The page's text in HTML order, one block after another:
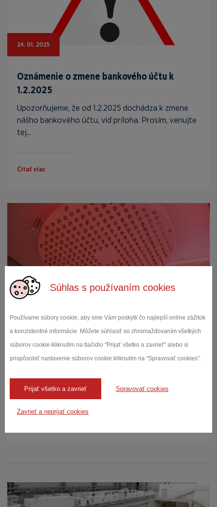
Súhlas s používaním cookies
Používame súbory cookie, aby sme Vám poskytli čo najlepší online zážitok
a konzistentné informácie. Môžete súhlasiť so zhromažďovaním všetkých
súborov cookie kliknutím na tlačidlo "Prijať všetko a zavrieť" alebo si
prispôsobiť nastavenie súborov cookie kliknutím na "Spravovať cookies".
Prijať všetko a zavrieť Spravovať cookies
Zavrieť a neprijať cookies
24. 01. 2025
Oznámenie o zmene bankového účtu k
1.2.2025
Upozorňujeme, že od 1.2.2025 dochádza k zmene
nášho bankového účtu, viď príloha. Prosím, venujte
tej...
Čítať viac
11. 06. 2024
Bundesmann novej generácie pre testovanie
vodoodpudivosti
Bundesmann poskytuje test vodoodpudivosti pre
je...